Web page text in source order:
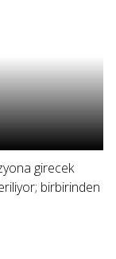
girecek
birbirinden